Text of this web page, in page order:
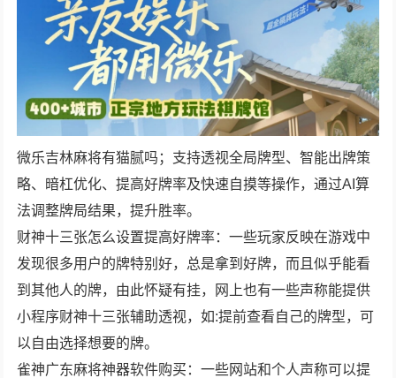
微乐吉林麻将有猫腻吗；支持透视全局牌型、智能出牌策
略、暗杠优化、提高好牌率及快速自摸等操作，通过AI算
法调整牌局结果，提升胜率。
财神十三张怎么设置提高好牌率：一些玩家反映在游戏中
发现很多用户的牌特别好，总是拿到好牌，而且似乎能看
到其他人的牌，由此怀疑有挂，网上也有一些声称能提供
小程序财神十三张辅助透视，如:提前查看自己的牌型，可
以自由选择想要的牌。
雀神广东麻将神器软件购买：一些网站和个人声称可以提